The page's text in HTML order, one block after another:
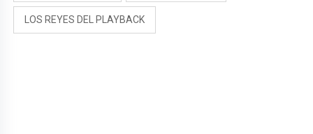
LOS REYES DEL PLAYBACK